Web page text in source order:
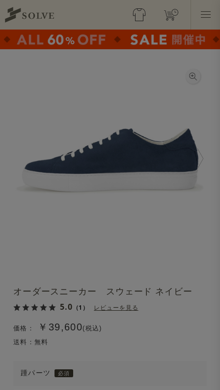
オーダースニーカー スウェード ネイビー
5.0 （1） レビューを見る
価格： ￥39,600(税込)
送料：無料
踵パーツ